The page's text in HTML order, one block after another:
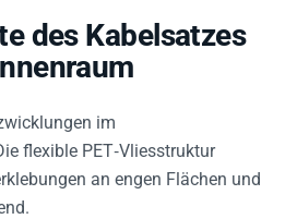
des Kabelsatzes
im
flexible PET‑Vliesstruktur
an engen Flächen und